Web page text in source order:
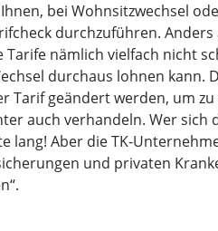
bei Wohnsitzwechsel
durchzuführen.
Tarife nämlich vielfach nicht
durchaus lohnen
Tarif geändert werden, um
auch verhandeln. Wer sich
lang! Aber die TK-
und privaten